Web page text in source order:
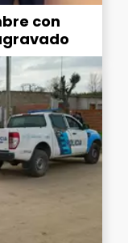
con